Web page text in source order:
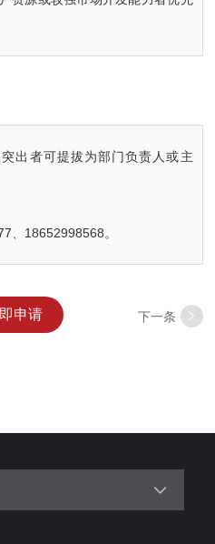
出者可提拔为部门负责人或主
、18652998568。
下一条
申请